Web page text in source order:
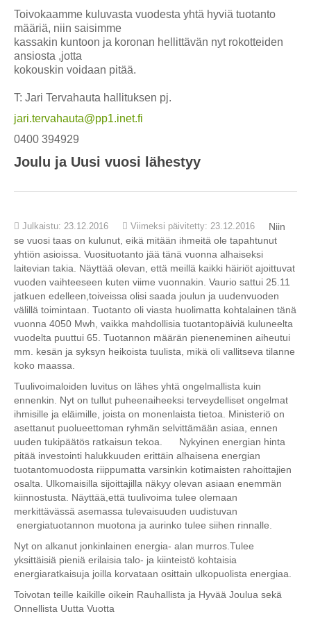
Toivokaamme kuluvasta vuodesta yhtä hyviä tuotanto
määriä, niin saisimme
kassakin kuntoon ja koronan hellittävän nyt rokotteiden
ansiosta ,jotta
kokouskin voidaan pitää.
T: Jari Tervahauta hallituksen pj.
jari.tervahauta@pp1.inet.fi
0400 394929
Joulu ja Uusi vuosi lähestyy
Julkaistu: 23.12.2016 Viimeksi päivitetty: 23.12.2016
Niin
se vuosi taas on kulunut, eikä mitään ihmeitä ole tapahtunut
yhtiön asioissa. Vuosituotanto jää tänä vuonna alhaiseksi
laitevian takia. Näyttää olevan, että meillä kaikki häiriöt ajoittuvat
vuoden vaihteeseen kuten viime vuonnakin. Vaurio sattui 25.11
jatkuen edelleen,toiveissa olisi saada joulun ja uudenvuoden
välillä toimintaan. Tuotanto oli viasta huolimatta kohtalainen tänä
vuonna 4050 Mwh, vaikka mahdollisia tuotantopäiviä kuluneelta
vuodelta puuttui 65. Tuotannon määrän pieneneminen aiheutui
mm. kesän ja syksyn heikoista tuulista, mikä oli vallitseva tilanne
koko maassa.
Tuulivoimaloiden luvitus on lähes yhtä ongelmallista kuin
ennenkin. Nyt on tullut puheenaiheeksi terveydelliset ongelmat
ihmisille ja eläimille, joista on monenlaista tietoa. Ministeriö on
asettanut puolueettoman ryhmän selvittämään asiaa, ennen
uuden tukipäätös ratkaisun tekoa. Nykyinen energian hinta
pitää investointi halukkuuden erittäin alhaisena energian
tuotantomuodosta riippumatta varsinkin kotimaisten rahoittajien
osalta. Ulkomaisilla sijoittajilla näkyy olevan asiaan enemmän
kiinnostusta. Näyttää,että tuulivoima tulee olemaan
merkittävässä asemassa tulevaisuuden uudistuvan
energiatuotannon muotona ja aurinko tulee siihen rinnalle.
Nyt on alkanut jonkinlainen energia- alan murros.Tulee
yksittäisiä pieniä erilaisia talo- ja kiinteistö kohtaisia
energiaratkaisuja joilla korvataan osittain ulkopuolista energiaa.
Toivotan teille kaikille oikein Rauhallista ja Hyvää Joulua sekä
Onnellista Uutta Vuotta